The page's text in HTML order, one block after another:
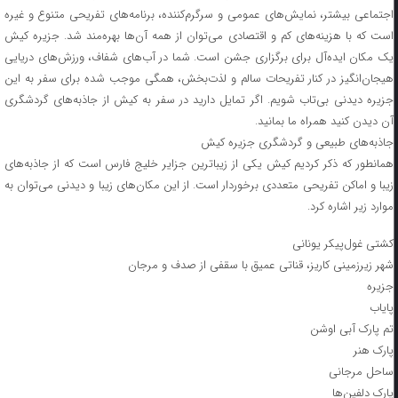
اجتماعی بیشتر، نمایش‌های عمومی و سرگرم‌کننده، برنامه‌های تفریحی متنوع و غیره
است که با هزینه‌های کم و اقتصادی می‌توان از همه آن‌ها بهره‌مند شد. جزیره کیش
یک مکان ایده‌آل برای برگزاری جشن است. شما در آب‌های شفاف، ورزش‌های دریایی
هیجان‌انگیز در کنار تفریحات سالم و لذت‌بخش، همگی موجب شده برای سفر به این
جزیره دیدنی بی‌تاب شویم. اگر تمایل دارید در سفر به کیش از جاذبه‌های گردشگری
آن دیدن کنید همراه ما بمانید.
جاذبه‌های طبیعی و گردشگری جزیره کیش
همانطور که ذکر کردیم کیش یکی از زیباترین جزایر خلیج فارس است که از جاذبه‌های
زیبا و اماکن تفریحی متعددی برخوردار است. از این مکان‌های زیبا و دیدنی می‌توان به
موارد زیر اشاره کرد.
کشتی غول‌پیکر یونانی
شهر زیرزمینی کاریز، قناتی عمیق با سقفی از صدف و مرجان
جزیره
پایاب
تم پارک آبی اوشن
پارک هنر
ساحل مرجانی
پارک دلفین‌ها